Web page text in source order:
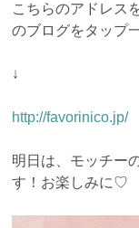
こちらのアドレス
のブログをタップ
↓
http://favorinico.jp/
明日は、モッチー
す！お楽しみに♡